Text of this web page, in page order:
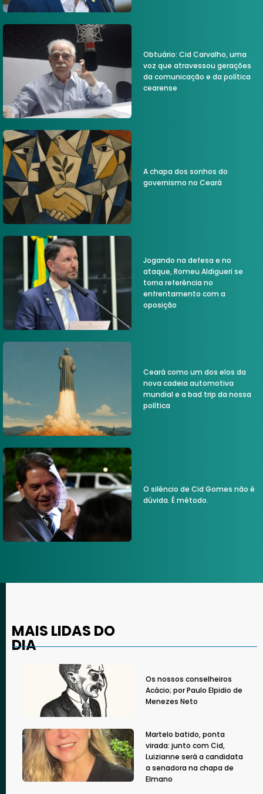
Obtuário: Cid Carvalho, uma
voz que atravessou gerações
da comunicação e da política
cearense
A chapa dos sonhos do
governismo no Ceará
Jogando na defesa e no
ataque, Romeu Aldigueri se
torna referência no
enfrentamento com a
oposição
Ceará como um dos elos da
nova cadeia automotiva
mundial e a bad trip da nossa
política
O silêncio de Cid Gomes não é
dúvida. É método.
MAIS LIDAS DO
DIA
Os nossos conselheiros
Acácio; por Paulo Elpidio de
Menezes Neto
Martelo batido, ponta
virada: junto com Cid,
Luizianne será a candidata
a senadora na chapa de
Elmano